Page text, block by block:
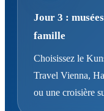
Jour 3 :
famille
Choisissez le
Travel Vienna,
ou une croisière